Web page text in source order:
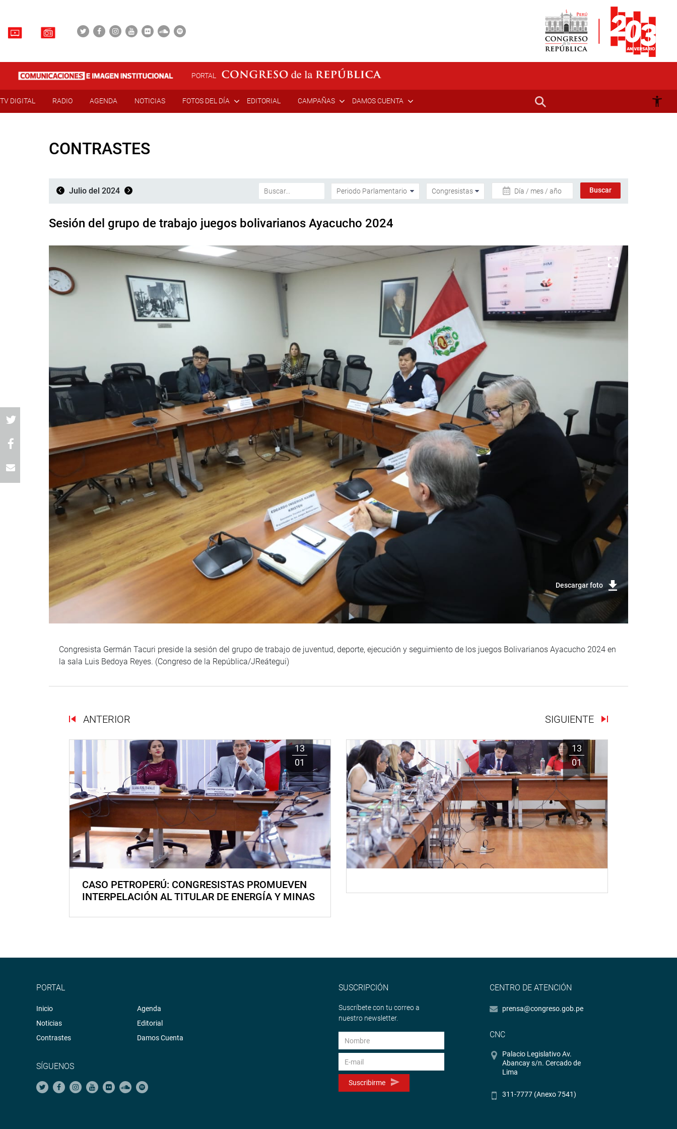
PORTAL
TV DIGITAL RADIO AGENDA NOTICIAS FOTOS DEL DÍA EDITORIAL CAMPAÑAS DAMOS CUENTA
CONTRASTES
Julio del 2024 Día / mes / año
Sesión del grupo de trabajo juegos bolivarianos Ayacucho 2024
Descargar foto
Congresista Germán Tacuri preside la sesión del grupo de trabajo de juventud, deporte, ejecución y seguimiento de los juegos Bolivarianos Ayacucho 2024 en
la sala Luis Bedoya Reyes. (Congreso de la República/JReátegui)
ANTERIOR SIGUIENTE
13
01
CASO PETROPERÚ: CONGRESISTAS PROMUEVEN
INTERPELACIÓN AL TITULAR DE ENERGÍA Y MINAS
13
01
PORTAL
Inicio
Noticias
Contrastes
Agenda
Editorial
Damos Cuenta
SÍGUENOS
SUSCRIPCIÓN
Suscríbete con tu correo a
nuestro newsletter.
Suscribirme
CENTRO DE ATENCIÓN
prensa@congreso.gob.pe
CNC
Palacio Legislativo Av.
Abancay s/n. Cercado de
Lima
311-7777 (Anexo 7541)